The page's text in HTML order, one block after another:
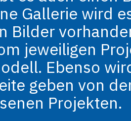
Gallerie wird
Bilder
jeweiligen
Ebenso
geben von
Projekten.